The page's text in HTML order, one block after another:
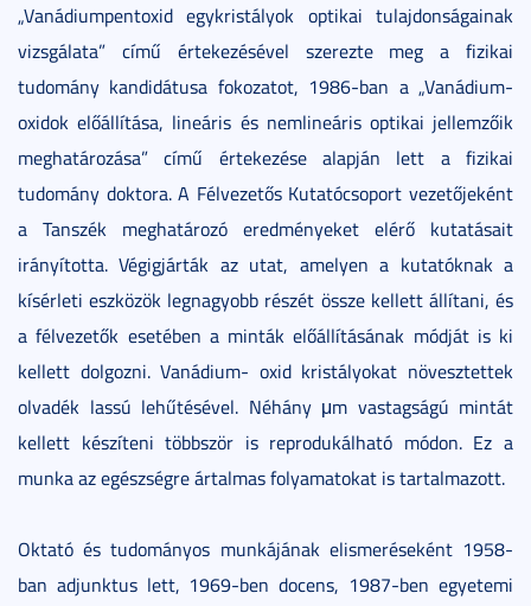
„Vanádiumpentoxid egykristályok optikai tulajdonságainak
vizsgálata” című értekezésével szerezte meg a fizikai
tudomány kandidátusa fokozatot, 1986-ban a „Vanádium-
oxidok előállítása, lineáris és nemlineáris optikai jellemzőik
meghatározása” című értekezése alapján lett a fizikai
tudomány doktora. A Félvezetős Kutatócsoport vezetőjeként
a Tanszék meghatározó eredményeket elérő kutatásait
irányította. Végigjárták az utat, amelyen a kutatóknak a
kísérleti eszközök legnagyobb részét össze kellett állítani, és
a félvezetők esetében a minták előállításának módját is ki
kellett dolgozni. Vanádium- oxid kristályokat növesztettek
olvadék lassú lehűtésével. Néhány μm vastagságú mintát
kellett készíteni többször is reprodukálható módon. Ez a
munka az egészségre ártalmas folyamatokat is tartalmazott.
Oktató és tudományos munkájának elismeréseként 1958-
ban adjunktus lett, 1969-ben docens, 1987-ben egyetemi